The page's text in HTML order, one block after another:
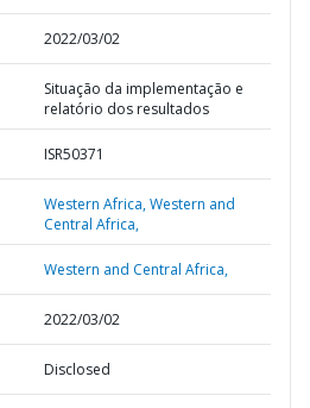
2022/03/02
Situação da implementação e
relatório dos resultados
ISR50371
Western Africa,Western and
Central Africa,
Western and Central Africa,
2022/03/02
Disclosed